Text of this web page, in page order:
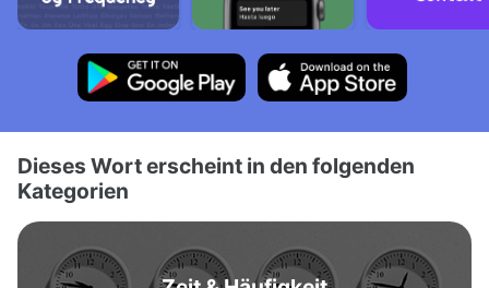
Dieses Wort erscheint in den folgenden
Kategorien